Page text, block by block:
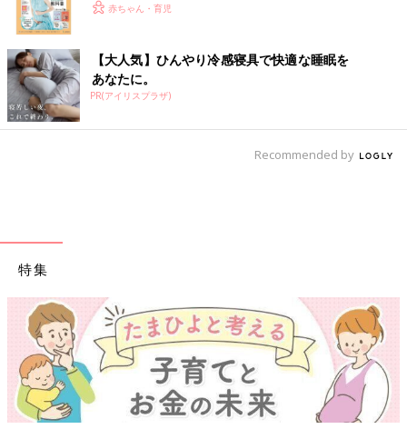
赤ちゃん・育児
【大人気】ひんやり冷感寝具で快適な睡眠を
あなたに。
PR(アイリスプラザ)
Recommended by
特集